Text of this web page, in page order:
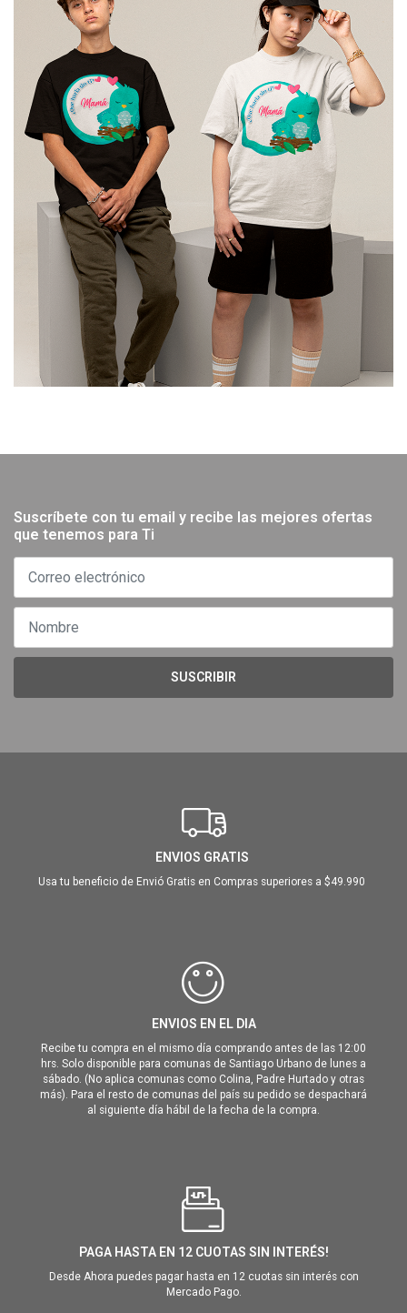
Suscríbete con tu email y recibe las mejores ofertas
que tenemos para Ti
SUSCRIBIR
ENVIOS GRATIS
Usa tu beneficio de Envió Gratis en Compras superiores a $49.990
ENVIOS EN EL DIA
Recibe tu compra en el mismo día comprando antes de las 12:00
hrs. Solo disponible para comunas de Santiago Urbano de lunes a
sábado. (No aplica comunas como Colina, Padre Hurtado y otras
más). Para el resto de comunas del país su pedido se despachará
al siguiente día hábil de la fecha de la compra.
PAGA HASTA EN 12 CUOTAS SIN INTERÉS!
Desde Ahora puedes pagar hasta en 12 cuotas sin interés con
Mercado Pago.